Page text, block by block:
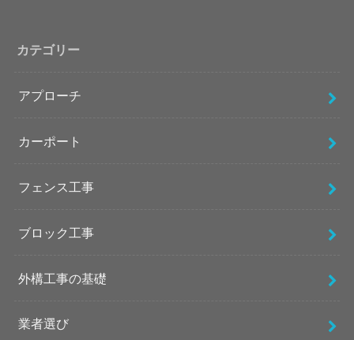
カテゴリー
アプローチ
カーポート
フェンス工事
ブロック工事
外構工事の基礎
業者選び